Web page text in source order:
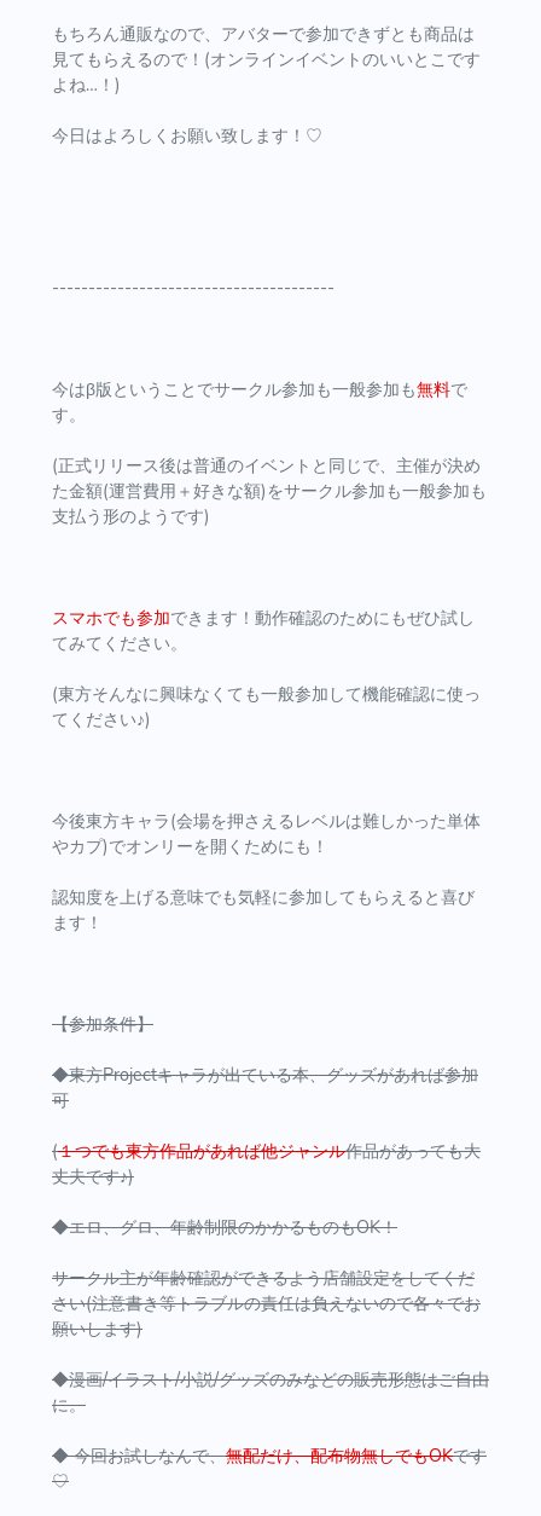
もちろん通販なので、アバターで参加できずとも商品は
見てもらえるので！(オンラインイベントのいいとこです
よね…！)
今日はよろしくお願い致します！♡
---------------------------------------
今はβ版ということでサークル参加も一般参加も無料で
す。
(正式リリース後は普通のイベントと同じで、主催が決め
た金額(運営費用＋好きな額)をサークル参加も一般参加も
支払う形のようです)
スマホでも参加できます！動作確認のためにもぜひ試し
てみてください。
(東方そんなに興味なくても一般参加して機能確認に使っ
てください♪)
今後東方キャラ(会場を押さえるレベルは難しかった単体
やカプ)でオンリーを開くためにも！
認知度を上げる意味でも気軽に参加してもらえると喜び
ます！
【参加条件】
◆東方Projectキャラが出ている本、グッズがあれば参加
可
(１つでも東方作品があれば他ジャンル作品があっても大
丈夫です♪)
◆エロ、グロ、年齢制限のかかるものもOK！
サークル主が年齢確認ができるよう店舗設定をしてくだ
さい(注意書き等トラブルの責任は負えないので各々でお
願いします)
◆漫画/イラスト/小説/グッズのみなどの販売形態はご自由
に。
◆ 今回お試しなんで、無配だけ、配布物無しでもOKです
♡